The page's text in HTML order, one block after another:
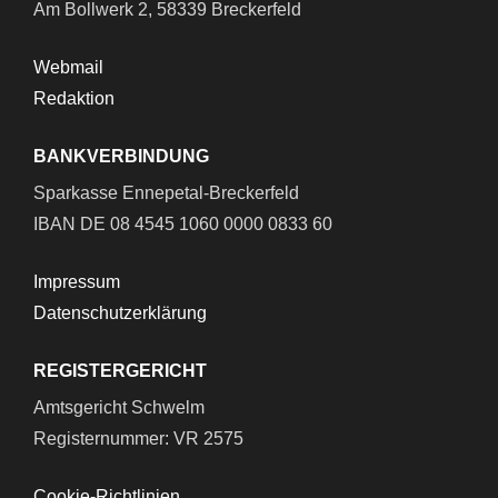
Am Bollwerk 2, 58339 Breckerfeld
Webmail
Redaktion
BANKVERBINDUNG
Sparkasse Ennepetal-Breckerfeld
IBAN DE 08 4545 1060 0000 0833 60
Impressum
Datenschutzerklärung
REGISTERGERICHT
Amtsgericht Schwelm
Registernummer: VR 2575